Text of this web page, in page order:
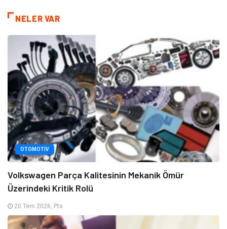
NELER VAR
OTOMOTIV
Volkswagen Parça Kalitesinin Mekanik Ömür
Üzerindeki Kritik Rolü
20 Tem 2026, Pts